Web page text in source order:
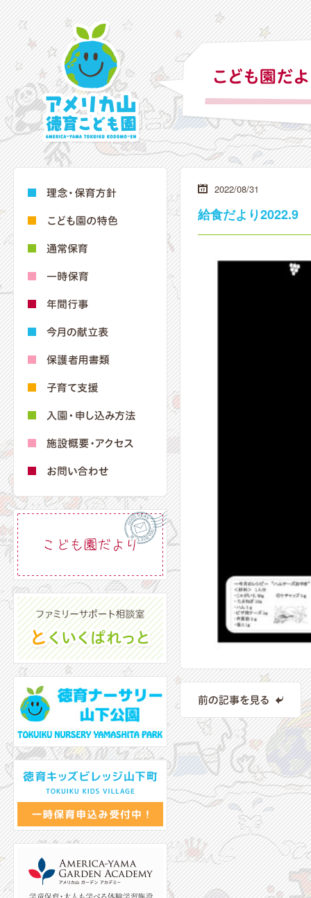
2022/08/31
給食だより2022.9